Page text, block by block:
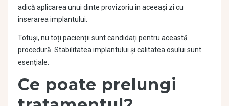
adică aplicarea unui dinte provizoriu în aceeași zi cu
inserarea implantului.
Totuși, nu toți pacienții sunt candidați pentru această
procedură. Stabilitatea implantului și calitatea osului sunt
esențiale.
Ce poate prelungi